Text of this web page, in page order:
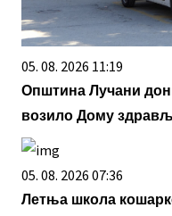
05. 08. 2026 11:19
Општина Лучани
возило Дому
05. 08. 2026 07:36
Летња школа